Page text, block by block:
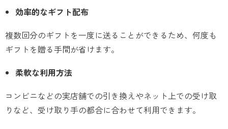
効率的なギフト配布
複数回分のギフトを一度に送ることができるため、何度も
ギフトを贈る手間が省けます。
柔軟な利用方法
コンビニなどの実店舗での引き換えやネット上での受け取
りなど、受け取り手の都合に合わせて利用できます。